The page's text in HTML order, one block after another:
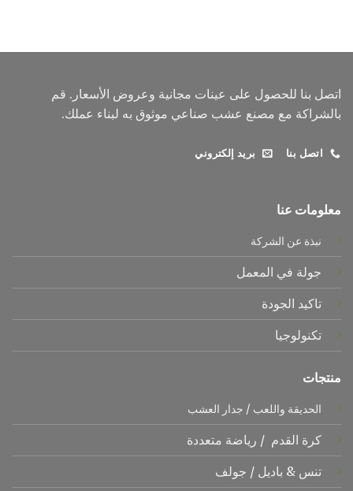
اتصل بنا للحصول على عينات مجانية وعروض الأسعار. قم
بالشراكة مع مصنع عشب صناعي موثوق به لبناء عملك.
اتصل بنا بريد إلكتروني
معلومات عنا
نبذة عن الشركة
جولة في المعمل
تاكيد الجودة
تكنولوجيا
منتجات
الحديقة واللعب / جدار العشب
كرة القدم / رياضة متعددة
تنس & باديل / جولف